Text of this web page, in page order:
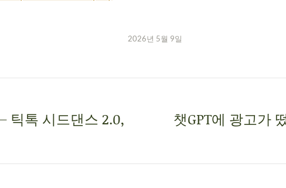
2026년 5월 9일
틱톡 시드댄스 2.0,
챗GPT에 광고가